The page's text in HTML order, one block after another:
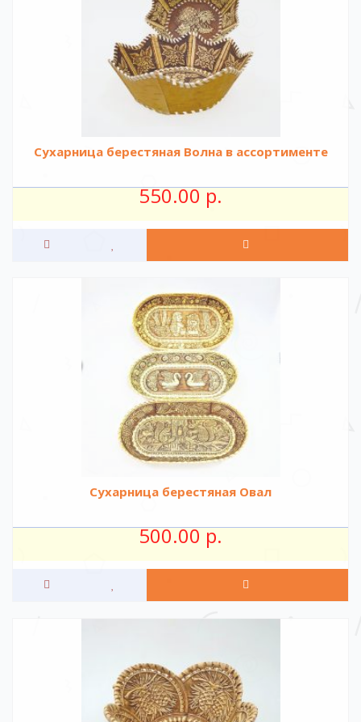
Сухарница берестяная Волна в ассортименте
550.00 р.
Сухарница берестяная Овал
500.00 р.